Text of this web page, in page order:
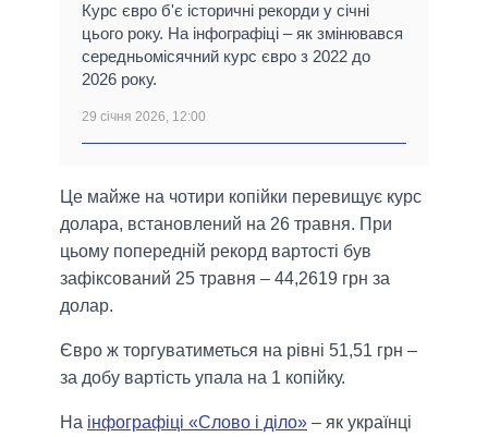
Курс євро б'є історичні рекорди у січні
цього року. На інфографіці – як змінювався
середньомісячний курс євро з 2022 до
2026 року.
29 січня 2026, 12:00
Це майже на чотири копійки перевищує курс
долара, встановлений на 26 травня. При
цьому попередній рекорд вартості був
зафіксований 25 травня – 44,2619 грн за
долар.
Євро ж торгуватиметься на рівні 51,51 грн –
за добу вартість упала на 1 копійку.
На інфографіці «Слово і діло» – як українці